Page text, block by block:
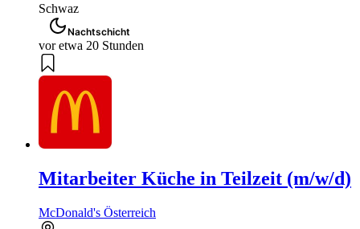
Schwaz
Nachtschicht
vor etwa 20 Stunden
Mitarbeiter Küche in Teilzeit (m/w/d)
McDonald's Österreich